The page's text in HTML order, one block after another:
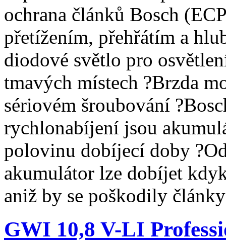
ochrana článků Bosch
přetížením, přehřátím a
diodové světlo pro
tmavých místech ?Brzda
sériovém šroubování
rychlonabíjení jsou
polovinu dobíjecí doby
akumulátor lze dobíjet
aniž by se poškodily články
GWI 10,8 V-LI